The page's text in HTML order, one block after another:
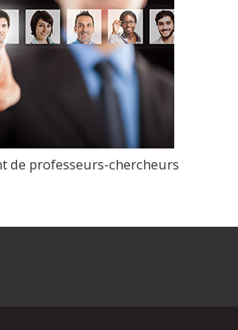
de professeurs-chercheurs